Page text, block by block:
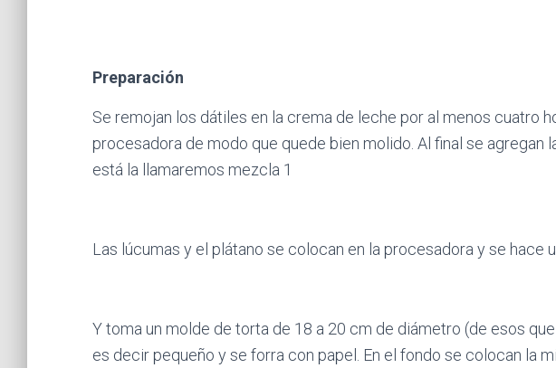
Preparación
Se remojan los dátiles en la crema de leche por al menos cuatro
procesadora de modo que quede bien molido. Al final se agregan
está la llamaremos mezcla 1
Las lúcumas y el plátano se colocan en la procesadora y se hace
Y toma un molde de torta de 18 a 20 cm de diámetro (de esos
es decir pequeño y se forra con papel. En el fondo se colocan la